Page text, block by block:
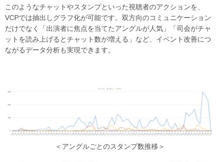
このようなチャットやスタンプといった視聴者のアクションを、
VCPでは抽出しグラフ化が可能です。双方向のコミュニケーション
だけでなく「出演者に焦点を当てたアングルが人気」「司会がチャ
ットを読み上げるとチャット数が増える」など、イベント改善につ
ながるデータ分析も実現できます。
＜アングルごとのスタンプ数推移＞